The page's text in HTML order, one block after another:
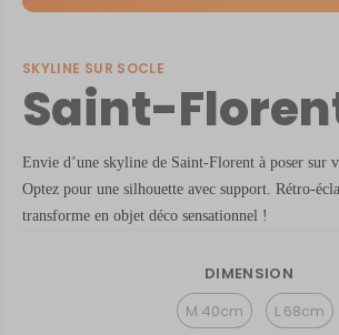
SKYLINE SUR SOCLE
Saint-
Envie d’une skyline de Saint-Florent à poser sur
Optez pour une silhouette avec support. Rétro-
transforme en objet déco sensationnel !
DIMENSION
M 40cm
L 68cm